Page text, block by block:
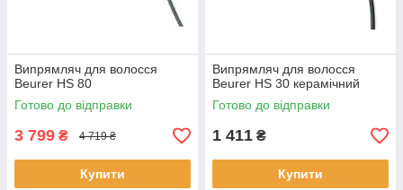
Випрямляч для волосся
Beurer HS 80
Готово до відправки
3 799 ₴ 4 719 ₴
Купити
Випрямляч для волосся
Beurer HS 30 керамічний
Готово до відправки
1 411 ₴
Купити